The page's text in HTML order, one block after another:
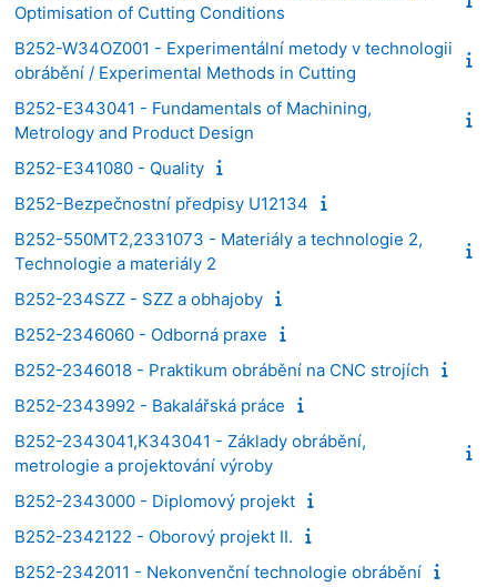
Optimisation of Cutting Conditions
B252-W34OZ001 - Experimentální metody v technologii
obrábění / Experimental Methods in Cutting
B252-E343041 - Fundamentals of Machining,
Metrology and Product Design
B252-E341080 - Quality
B252-Bezpečnostní předpisy U12134
B252-550MT2,2331073 - Materiály a technologie 2,
Technologie a materiály 2
B252-234SZZ - SZZ a obhajoby
B252-2346060 - Odborná praxe
B252-2346018 - Praktikum obrábění na CNC strojích
B252-2343992 - Bakalářská práce
B252-2343041,K343041 - Základy obrábění,
metrologie a projektování výroby
B252-2343000 - Diplomový projekt
B252-2342122 - Oborový projekt II.
B252-2342011 - Nekonvenční technologie obrábění